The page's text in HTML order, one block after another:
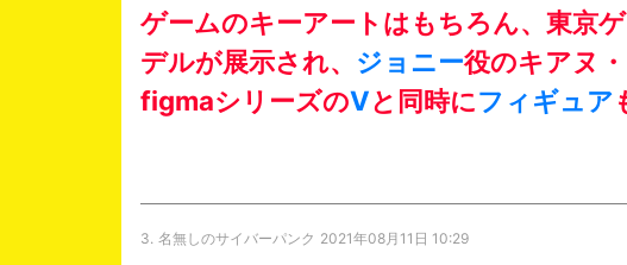
ゲームのキーアートはもちろん、東京
デルが展示され、 ジョニー役のキアヌ
figmaシリーズのVと同時にフィギュア
3. 名無しのサイバーパンク 2021年08月11日 10:29